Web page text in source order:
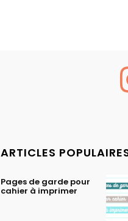
ARTICLES
Pages de garde pour
cahier à imprimer